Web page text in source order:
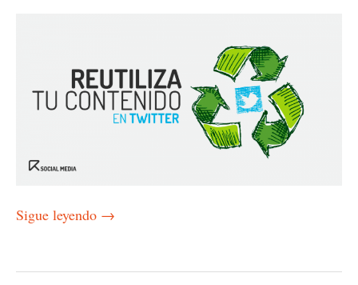
Sigue leyendo →